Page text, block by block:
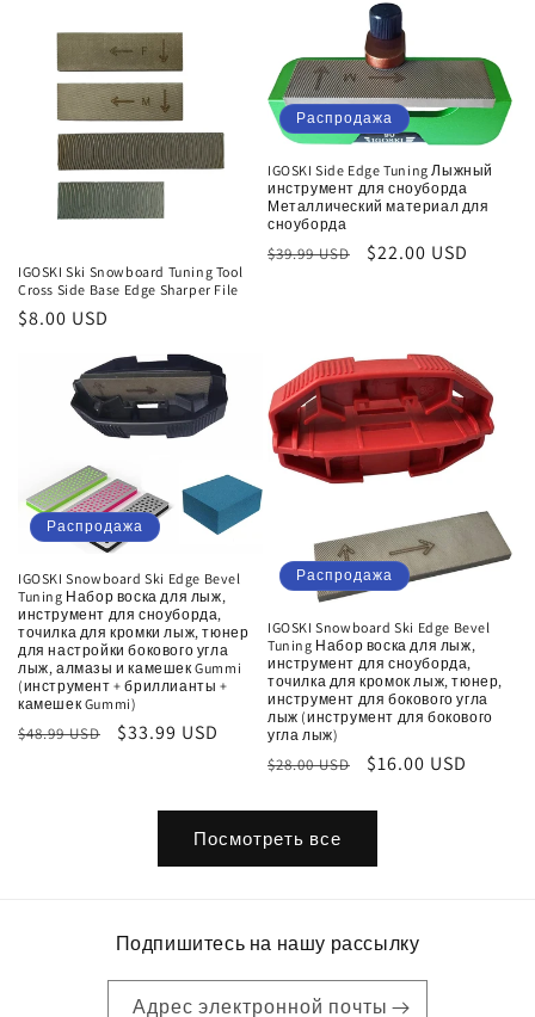
скидкой
IGOSKI Ski Snowboard Tuning Tool
Cross Side Base Edge Sharper File
Обычная
$8.00 USD
Распродажа
IGOSKI Side Edge Tuning Лыжный
инструмент для сноуборда
Металлический материал для
сноуборда
Обычная
$39.99 USD
Цена
$22.00 USD
Распродажа
IGOSKI Snowboard Ski Edge Bevel
Tuning Набор воска для лыж,
инструмент для сноуборда,
точилка для кромки лыж, тюнер
для настройки бокового угла
лыж, алмазы и камешек Gummi
(инструмент + бриллианты +
камешек Gummi)
Обычная
$48.99 USD
Цена
$33.99 USD
Распродажа
IGOSKI Snowboard Ski Edge Bevel
Tuning Набор воска для лыж,
инструмент для сноуборда,
точилка для кромок лыж, тюнер,
инструмент для бокового угла
лыж (инструмент для бокового
угла лыж)
Обычная
$28.00 USD
Цена
$16.00 USD
Посмотреть все
Подпишитесь на нашу рассылку
Адрес электронной почты